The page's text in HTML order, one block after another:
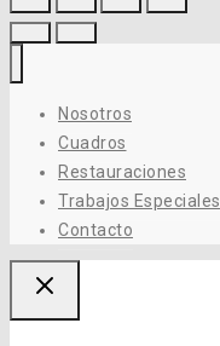
Nosotros
Cuadros
Restauraciones
Trabajos Especiales
Contacto